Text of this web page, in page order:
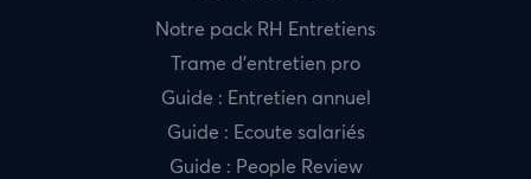
Notre pack RH Entretiens
Trame d’entretien pro
Guide : Entretien annuel
Guide : Ecoute salariés
Guide : People Review